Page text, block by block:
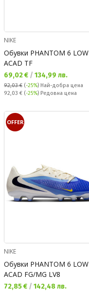
NIKE
Обувки PHANTOM 6 LOW
ACAD TF
Текуща цена:
69,02 € / 134,99 лв.
92,03 € (-25%) Най-добра цена
Редовна цена:
92,03 € (-25%) Редовна цена
OFFER
NIKE
Обувки PHANTOM 6 LOW
ACAD FG/MG LV8
Текуща цена:
72,85 € / 142,48 лв.